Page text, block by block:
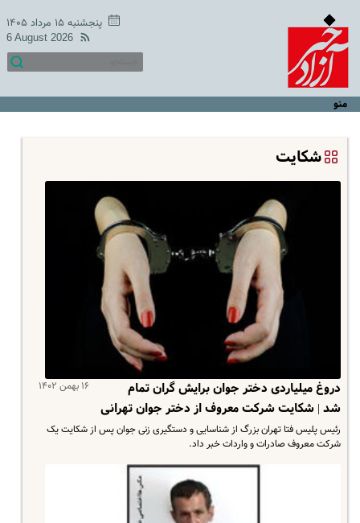
پنجشنبه ۱۵ مرداد ۱۴۰۵
6 August 2026
منو
شکایت
۱۶ بهمن ۱۴۰۲
دروغ میلیاردی دختر جوان برایش گران تمام
شد | شکایت شرکت معروف از دختر جوان تهرانی
رئیس پلیس فتا تهران بزرگ از شناسایی و دستگیری زنی جوان پس از شکایت یک
شرکت معروف صادرات و واردات خبر داد.